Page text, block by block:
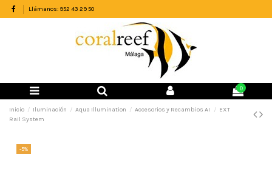
Llámanos: 952 43 29 50
0
Inicio Iluminación Aqua Illumination Accesorios y Recambios AI
EXT
Rail System
-5%